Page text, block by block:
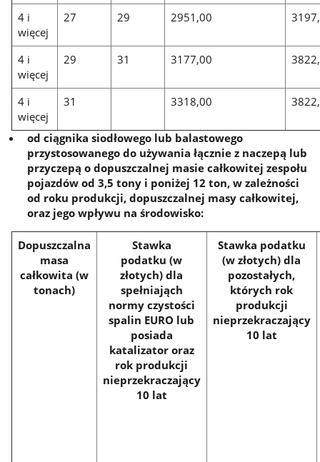
4 i
więcej
27 29 2951,00
4 i
więcej
29 31 3177,00
4 i
więcej
31 3318,00
od ciągnika siodłowego lub balastowego
przystosowanego do używania łącznie z naczepą lub
przyczepą o dopuszczalnej masie całkowitej zespołu
pojazdów od 3,5 tony i poniżej 12 ton, w zależności
od roku produkcji, dopuszczalnej masy całkowitej,
oraz jego wpływu na środowisko:
Dopuszczalna
masa
całkowita (w
tonach)
Stawka
podatku (w
złotych) dla
spełniająch
normy czystości
spalin EURO lub
posiada
katalizator oraz
rok produkcji
nieprzekraczający
10 lat
Stawka podatku
(w złotych) dla
pozostałych,
których rok
produkcji
nieprzekraczający
10 lat